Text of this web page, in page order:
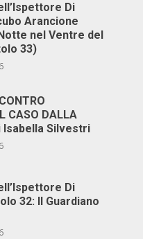
Di
Arancione
nel Ventre del
33)
CASO DALLA
Isabella Silvestri
Di
32: Il Guardiano